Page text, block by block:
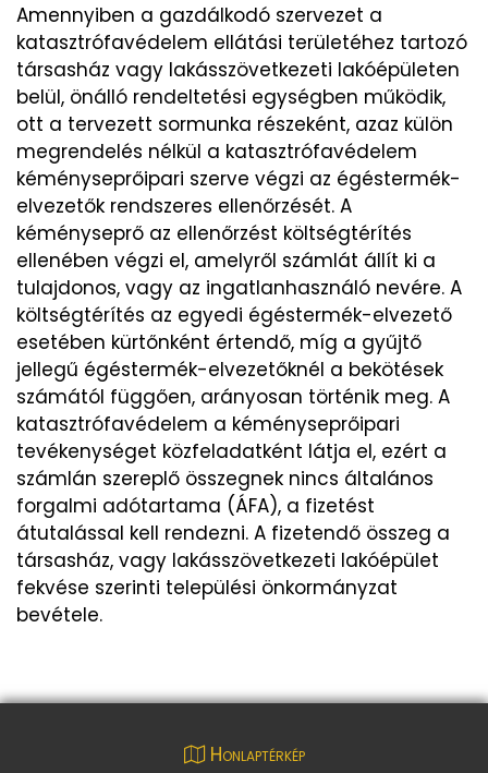
Amennyiben a gazdálkodó szervezet a
katasztrófavédelem ellátási területéhez tartozó
társasház vagy lakásszövetkezeti lakóépületen
belül, önálló rendeltetési egységben működik,
ott a tervezett sormunka részeként, azaz külön
megrendelés nélkül a katasztrófavédelem
kéményseprőipari szerve végzi az égéstermék-
elvezetők rendszeres ellenőrzését. A
kéményseprő az ellenőrzést költségtérítés
ellenében végzi el, amelyről számlát állít ki a
tulajdonos, vagy az ingatlanhasználó nevére. A
költségtérítés az egyedi égéstermék-elvezető
esetében kürtőnként értendő, míg a gyűjtő
jellegű égéstermék-elvezetőknél a bekötések
számától függően, arányosan történik meg. A
katasztrófavédelem a kéményseprőipari
tevékenységet közfeladatként látja el, ezért a
számlán szereplő összegnek nincs általános
forgalmi adótartama (ÁFA), a fizetést
átutalással kell rendezni. A fizetendő összeg a
társasház, vagy lakásszövetkezeti lakóépület
fekvése szerinti települési önkormányzat
bevétele.
Honlaptérkép